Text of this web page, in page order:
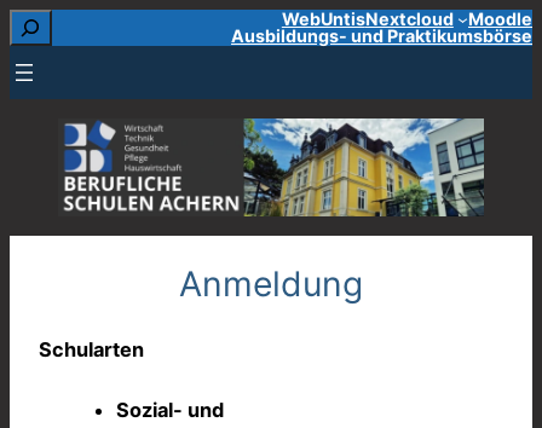
Zum
springen
Suchen WebUntisNextcloud
Moodle
Ausbildungs- und Praktikumsbörse
Anmeldung
Schularten
Sozial- und